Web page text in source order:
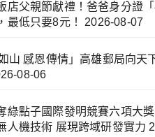
店父親節獻禮！爸爸身分證
最低只要8元！
2026-08-07
山 感恩傳情」高雄郵局向天
08-06
綠點子國際發明競賽六項大
人機技術 展現跨域研發實力